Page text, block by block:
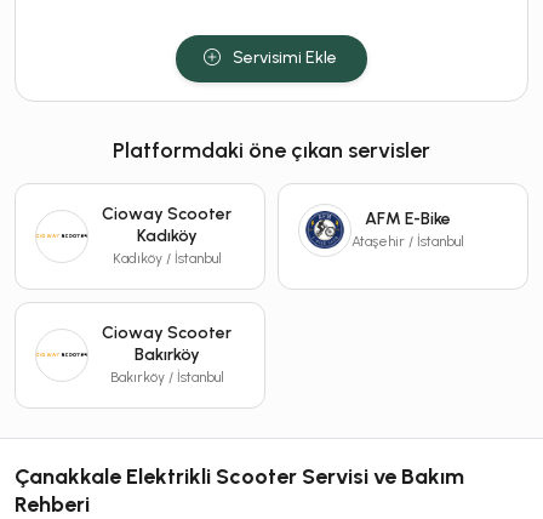
Servisimi Ekle
Platformdaki öne çıkan servisler
Cioway Scooter
Kadıköy
Kadıköy / İstanbul
AFM E-Bike
Ataşehir / İstanbul
Cioway Scooter
Bakırköy
Bakırköy / İstanbul
Çanakkale Elektrikli Scooter Servisi ve Bakım
Rehberi